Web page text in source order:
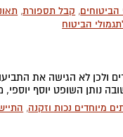
הביטוחים, קבל תספורת,
הביטוח
השופט יוסף יוספי,
מיוחדים נכות וזקנה,